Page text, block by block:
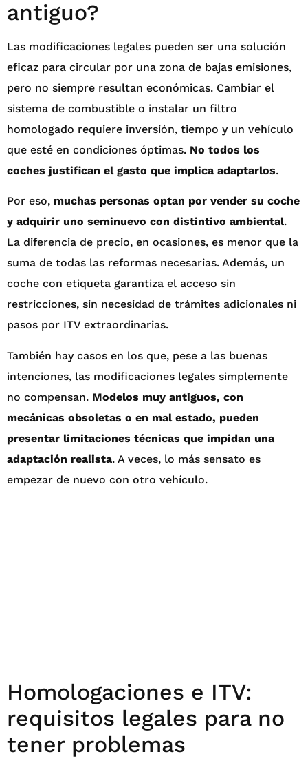
antiguo?
Las modificaciones legales pueden ser una solución
eficaz para circular por una zona de bajas emisiones,
pero no siempre resultan económicas. Cambiar el
sistema de combustible o instalar un filtro
homologado requiere inversión, tiempo y un vehículo
que esté en condiciones óptimas. No todos los
coches justifican el gasto que implica adaptarlos.
Por eso, muchas personas optan por vender su coche
y adquirir uno seminuevo con distintivo ambiental.
La diferencia de precio, en ocasiones, es menor que la
suma de todas las reformas necesarias. Además, un
coche con etiqueta garantiza el acceso sin
restricciones, sin necesidad de trámites adicionales ni
pasos por ITV extraordinarias.
También hay casos en los que, pese a las buenas
intenciones, las modificaciones legales simplemente
no compensan. Modelos muy antiguos, con
mecánicas obsoletas o en mal estado, pueden
presentar limitaciones técnicas que impidan una
adaptación realista. A veces, lo más sensato es
empezar de nuevo con otro vehículo.
Homologaciones e ITV:
requisitos legales para no
tener problemas